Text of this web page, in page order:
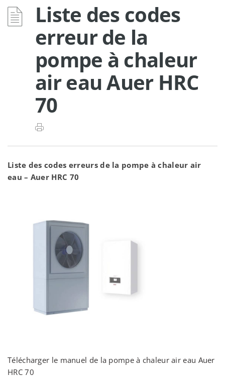
Liste des codes
erreur de la
pompe à chaleur
air eau Auer HRC
70
Liste des codes erreurs de la pompe à chaleur air
eau – Auer HRC 70
Télécharger le manuel de la pompe à chaleur air eau Auer
HRC 70